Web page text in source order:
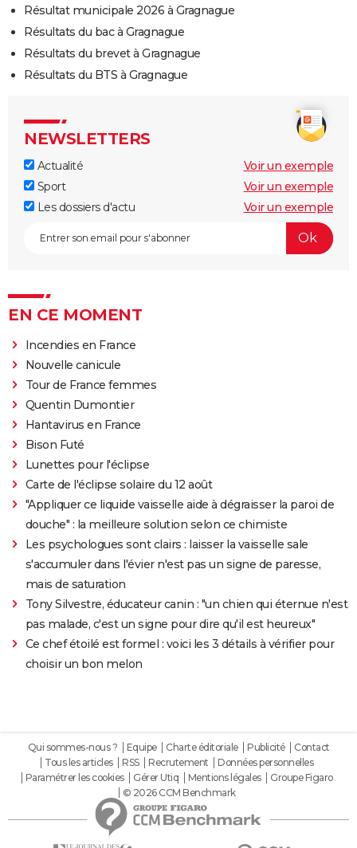
Résultat municipale 2026 à Gragnague
Résultats du bac à Gragnague
Résultats du brevet à Gragnague
Résultats du BTS à Gragnague
NEWSLETTERS
Actualité
Voir un exemple
Sport
Voir un exemple
Les dossiers d'actu
Voir un exemple
EN CE MOMENT
Incendies en France
Nouvelle canicule
Tour de France femmes
Quentin Dumontier
Hantavirus en France
Bison Futé
Lunettes pour l'éclipse
Carte de l'éclipse solaire du 12 août
"Appliquer ce liquide vaisselle aide à dégraisser la paroi de
douche" : la meilleure solution selon ce chimiste
Les psychologues sont clairs : laisser la vaisselle sale
s'accumuler dans l'évier n'est pas un signe de paresse,
mais de saturation
Tony Silvestre, éducateur canin : "un chien qui éternue n'est
pas malade, c'est un signe pour dire qu'il est heureux"
Ce chef étoilé est formel : voici les 3 détails à vérifier pour
choisir un bon melon
Qui sommes-nous ? Equipe Charte éditoriale Publicité
Contact
Tous les articles
RSS Recrutement
Données personnelles
Paramétrer les cookies
Gérer Utiq Mentions légales
Groupe Figaro
© 2026 CCM Benchmark